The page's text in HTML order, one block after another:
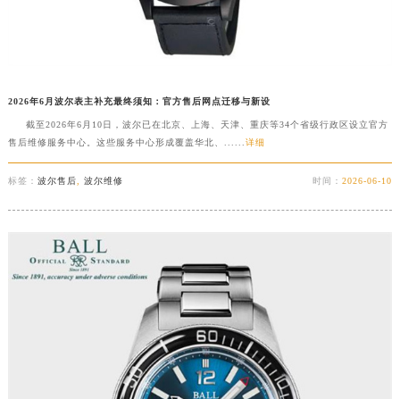
2026年6月波尔表主补充最终须知：官方售后网点迁移与新设
截至2026年6月10日，波尔已在北京、上海、天津、重庆等34个省级行政区设立官方
售后维修服务中心。这些服务中心形成覆盖华北、...... 详细
标签： 波尔售后 波尔维修 时间：2026-06-10